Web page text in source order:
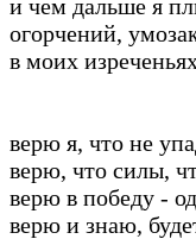
и чем дальше я
огорчений,
в моих
верю я, что не
верю, что силы,
верю в победу -
верю и знаю,